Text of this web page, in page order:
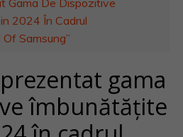
Gama De Dispozitive
2024 În Cadrul
Samsung”
gama
îmbunătățite